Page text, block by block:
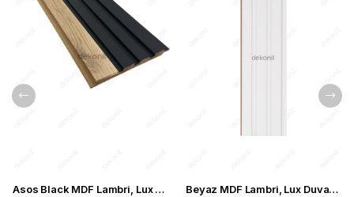
Asos Black MDF Lambri, Lux Duvar Paneli 18 cm Beyaz MDF Lambri, Lux Duvar Paneli 12 cm